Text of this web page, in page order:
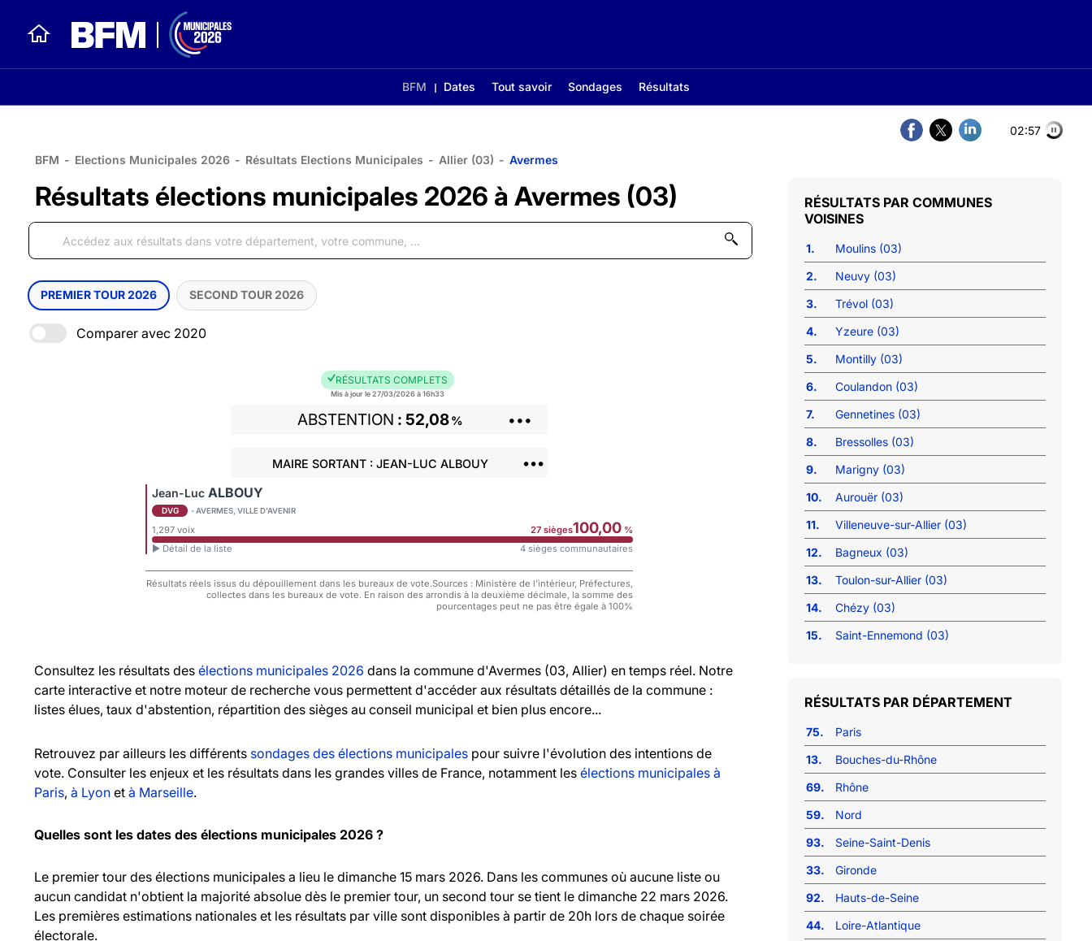
BFM Dates Tout savoir Sondages Résultats
02:57
BFM - Elections Municipales 2026 - Résultats Elections Municipales - Allier (03) - Avermes
Résultats élections municipales 2026 à Avermes (03)
PREMIER TOUR 2026 SECOND TOUR 2026
Comparer avec 2020
RÉSULTATS COMPLETS
Mis à jour le 27/03/2026 à 16h33
ABSTENTION 52,08% •••
MAIRE SORTANT : JEAN-LUC ALBOUY •••
Jean-Luc ALBOUY
DVG - AVERMES, VILLE D'AVENIR
1,297 voix 27 sièges100,00 %
► Détail de la liste
4 sièges communautaires
Résultats réels issus du dépouillement dans les bureaux de vote.Sources : Ministère de l'intérieur, Préfectures,
collectes dans les bureaux de vote. En raison des arrondis à la deuxième décimale, la somme des
pourcentages peut ne pas être égale à 100%
Consultez les résultats des élections municipales 2026 dans la commune d'Avermes (03, Allier) en temps réel. Notre
carte interactive et notre moteur de recherche vous permettent d'accéder aux résultats détaillés de la commune :
listes élues, taux d'abstention, répartition des sièges au conseil municipal et bien plus encore...
Retrouvez par ailleurs les différents sondages des élections municipales pour suivre l'évolution des intentions de
vote. Consulter les enjeux et les résultats dans les grandes villes de France, notamment les élections municipales à
Paris, à Lyon et à Marseille.
Quelles sont les dates des élections municipales 2026 ?
Le premier tour des élections municipales a lieu le dimanche 15 mars 2026. Dans les communes où aucune liste ou
aucun candidat n'obtient la majorité absolue dès le premier tour, un second tour se tient le dimanche 22 mars 2026.
Les premières estimations nationales et les résultats par ville sont disponibles à partir de 20h lors de chaque soirée
électorale.
COMMUNES
VOISINES
1.
Moulins (03)
2.
Neuvy (03)
3.
Trévol (03)
4.
Yzeure (03)
5.
Montilly (03)
6.
Coulandon (03)
7.
Gennetines (03)
8.
Bressolles (03)
9.
Marigny (03)
10.
Aurouër (03)
11.
Villeneuve-sur-Allier (03)
12.
Bagneux (03)
13.
Toulon-sur-Allier (03)
14.
Chézy (03)
15.
Saint-Ennemond (03)
RÉSULTATS PAR DÉPARTEMENT
75.
Paris
13.
Bouches-du-Rhône
69.
Rhône
59.
Nord
93.
Seine-Saint-Denis
33.
Gironde
92.
Hauts-de-Seine
44.
Loire-Atlantique